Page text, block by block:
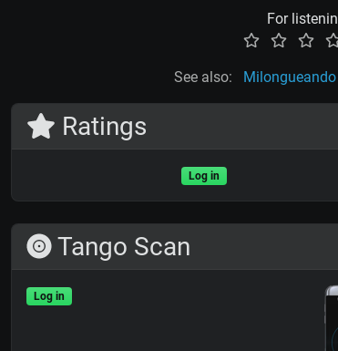
For
See also: Milongueando
Ratings
Log in
Tango Scan
Log in